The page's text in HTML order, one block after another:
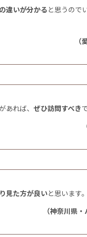
違いが分かる と思うので
れば、 ぜひ訪問すべき
見た方が良いと思います。
（神奈川県